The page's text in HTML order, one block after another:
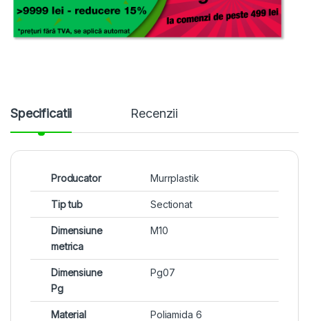
Specificatii Recenzii
Producator Murrplastik
Tip tub Sectionat
Dimensiune
metrica
M10
Dimensiune
Pg
Pg07
Material Poliamida 6